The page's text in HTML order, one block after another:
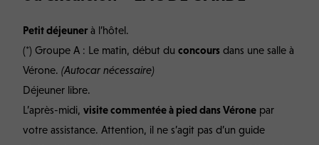
Petit déjeuner à l’hôtel.
(*) Groupe A : Le matin, début duconcours dans une salle à
Vérone. (Autocar nécessaire)
Déjeuner libre.
L’après-midi,visite commentée à pied dans Vérone par
votre assistance. Attention, il ne s’agit pas d’un guide